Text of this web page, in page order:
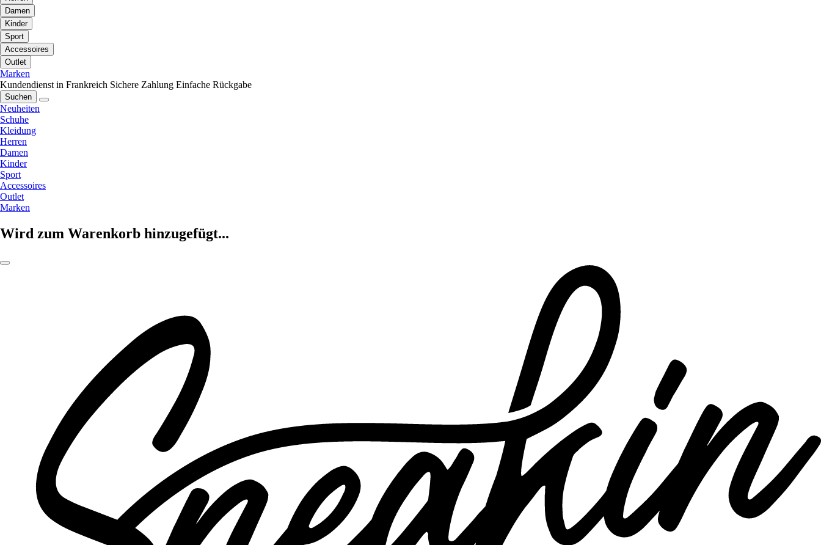
Damen
Kinder
Sport
Accessoires
Outlet
Marken
Kundendienst in Frankreich Sichere Zahlung Einfache Rückgabe
Suchen
Neuheiten
Schuhe
Kleidung
Herren
Damen
Kinder
Sport
Accessoires
Outlet
Marken
Wird zum Warenkorb hinzugefügt...